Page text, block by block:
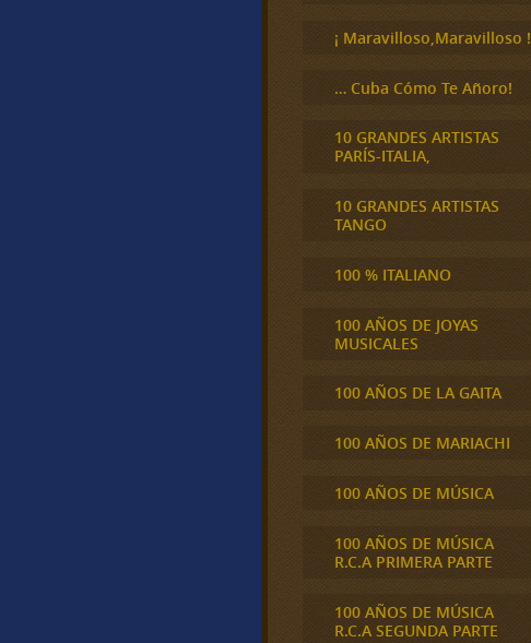
¡ Maravilloso,Maravilloso !
… Cuba Cómo Te Añoro!
10 GRANDES ARTISTAS
PARÍS-ITALIA,
10 GRANDES ARTISTAS
TANGO
100 % ITALIANO
100 AÑOS DE JOYAS
MUSICALES
100 AÑOS DE LA GAITA
100 AÑOS DE MARIACHI
100 AÑOS DE MÚSICA
100 AÑOS DE MÚSICA
R.C.A PRIMERA PARTE
100 AÑOS DE MÚSICA
R.C.A SEGUNDA PARTE